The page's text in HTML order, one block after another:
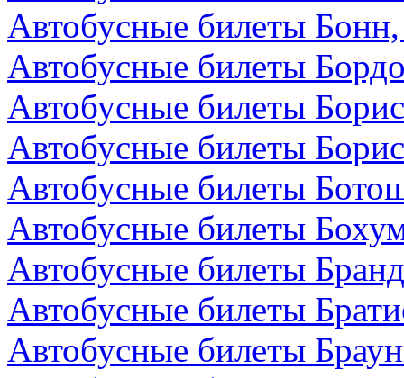
Автобусные билеты
Автобусные билеты
Автобусные билеты
Автобусные билеты
Автобусные билеты
Автобусные билеты
Автобусные билеты
Автобусные билеты
Автобусные билеты